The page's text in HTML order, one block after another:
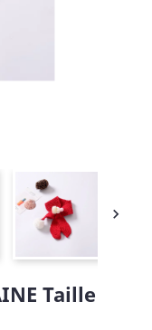

Taille